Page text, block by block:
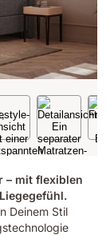
– mit flexiblen
Deinem Stil